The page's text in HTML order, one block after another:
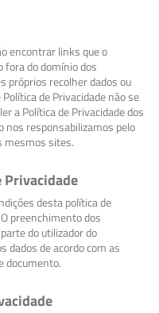
encontrar links que o
do domínio dos
próprios recolher dados ou
de Privacidade não se
a Política de Privacidade dos
nos responsabilizamos pelo
mesmos sites.
Privacidade
desta política de
preenchimento dos
do utilizador do
dados de acordo com as
documento.